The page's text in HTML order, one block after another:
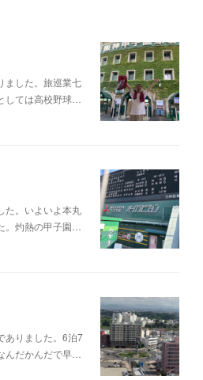
ました。旅巡業七
しては高校野球…
た。いよいよ本丸
。灼熱の甲子園…
ありました。6泊7
んだかんだで早…